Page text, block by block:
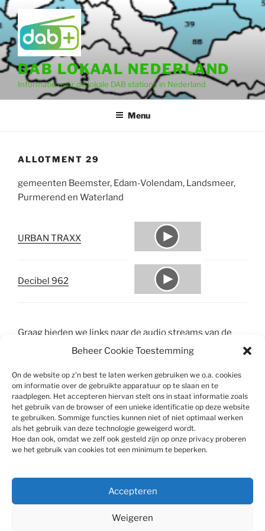
Beheer Cookie Toestemming
On de website op z'n best te laten werken gebruiken we o.a. cookies
om informatie over de gebruikte apparatuur op te slaan en te
raadplegen. Het accepteren hiervan stelt ons in staat informatie zoals
het gebruik van de browser of een unieke identificatie op deze website
te gebruiken. Sommige functies kunnen niet of niet optimaal werken
als het gebruik van deze technologie geweigerd wordt.
Hoe dan ook, omdat we zelf ook gesteld zijn op onze privacy proberen
we het gebruik van cookies tot een minimum te beperken.
Accepteren
Weigeren
Ga
naar
inhoud
DAB LOKAAL NEDERLAND
Informatie over de lokale DAB stations in Nederland
Menu
ALLOTMENT 29
gemeenten Beemster, Edam-Volendam, Landsmeer,
Purmerend en Waterland
URBAN TRAXX
Decibel 962
Graag bieden we links naar de audio streams van de
verschillende stations aan. Helaas hebben we die niet
stations uit ons de juiste URL van de stream in een
email aaninfo@DABlokaal.nlte sturen.